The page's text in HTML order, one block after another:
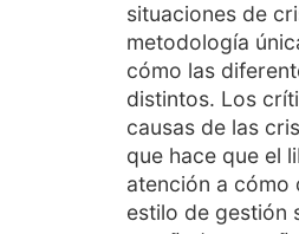
situaciones de
metodología
cómo las
distintos. Los
causas de las
que hace que el
atención a cómo
estilo de gestión